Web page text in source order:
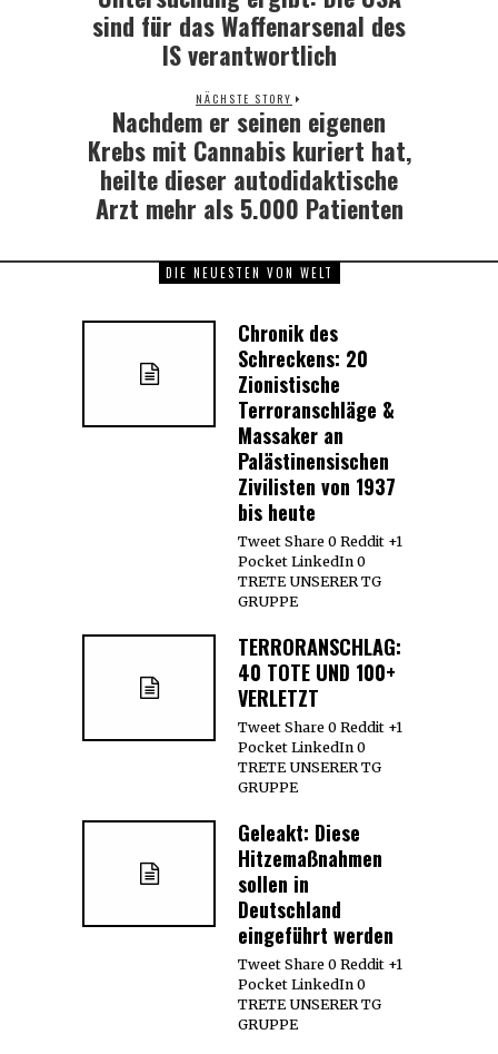
post:
sind für das Waffenarsenal des
IS verantwortlich
NÄCHSTE STORY
Next
post:
Nachdem er seinen eigenen
Krebs mit Cannabis kuriert hat,
heilte dieser autodidaktische
Arzt mehr als 5.000 Patienten
DIE NEUESTEN VON WELT
Chronik des
Schreckens: 20
Zionistische
Terroranschläge &
Massaker an
Palästinensischen
Zivilisten von 1937
bis heute
Tweet Share 0 Reddit +1
Pocket LinkedIn 0
TRETE UNSERER TG
GRUPPE
TERRORANSCHLAG:
40 TOTE UND 100+
VERLETZT
Tweet Share 0 Reddit +1
Pocket LinkedIn 0
TRETE UNSERER TG
GRUPPE
Geleakt: Diese
Hitzemaßnahmen
sollen in
Deutschland
eingeführt werden
Tweet Share 0 Reddit +1
Pocket LinkedIn 0
TRETE UNSERER TG
GRUPPE